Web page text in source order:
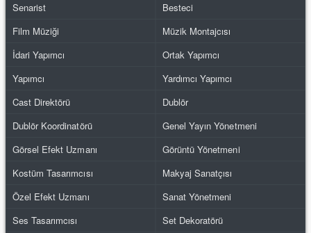
Senarist
Besteci
Film Müziği
Müzik Montajcısı
İdari Yapımcı
Ortak Yapımcı
Yapımcı
Yardımcı Yapımcı
Cast Direktörü
Dublör
Dublör Koordinatörü
Genel Yayın Yönetmeni
Görsel Efekt Uzmanı
Görüntü Yönetmeni
Kostüm Tasarımcısı
Makyaj Sanatçısı
Özel Efekt Uzmanı
Sanat Yönetmeni
Ses Tasarımcısı
Set Dekoratörü